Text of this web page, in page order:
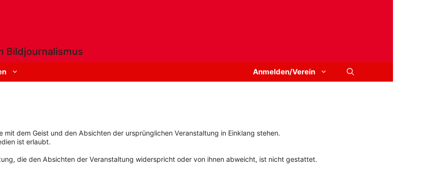
Bildjournalismus
Anmelden/Verein
mit dem Geist und den Absichten der ursprünglichen Veranstaltung in Einklang stehen.
ist erlaubt.
die den Absichten der Veranstaltung widerspricht oder von ihnen abweicht, ist nicht gestattet.